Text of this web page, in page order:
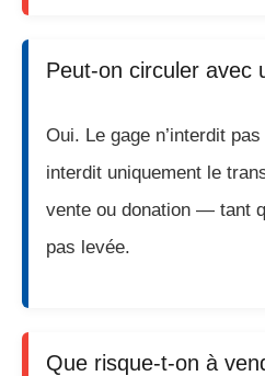
Peut-on circuler avec
Oui. Le gage n’interdit
interdit uniquement le
vente ou donation — tant
pas levée.
Que risque-t-on à